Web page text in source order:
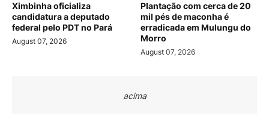
Ximbinha oficializa
candidatura a deputado
federal pelo PDT no Pará
August 07, 2026
Plantação com cerca de 20
mil pés de maconha é
erradicada em Mulungu do
Morro
August 07, 2026
acima